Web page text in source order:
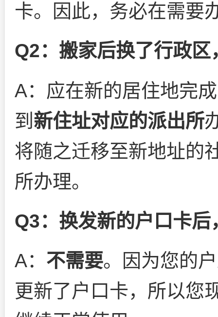
卡。因此，务必在需要
Q2：搬家后换了行政
A：应在新的居住地完
到 新住址对应的派出所
将随之迁移至新地址的
所办理。
Q3：换发新的户口卡
A： 不需要。因为您的
更新了户口卡，所以您